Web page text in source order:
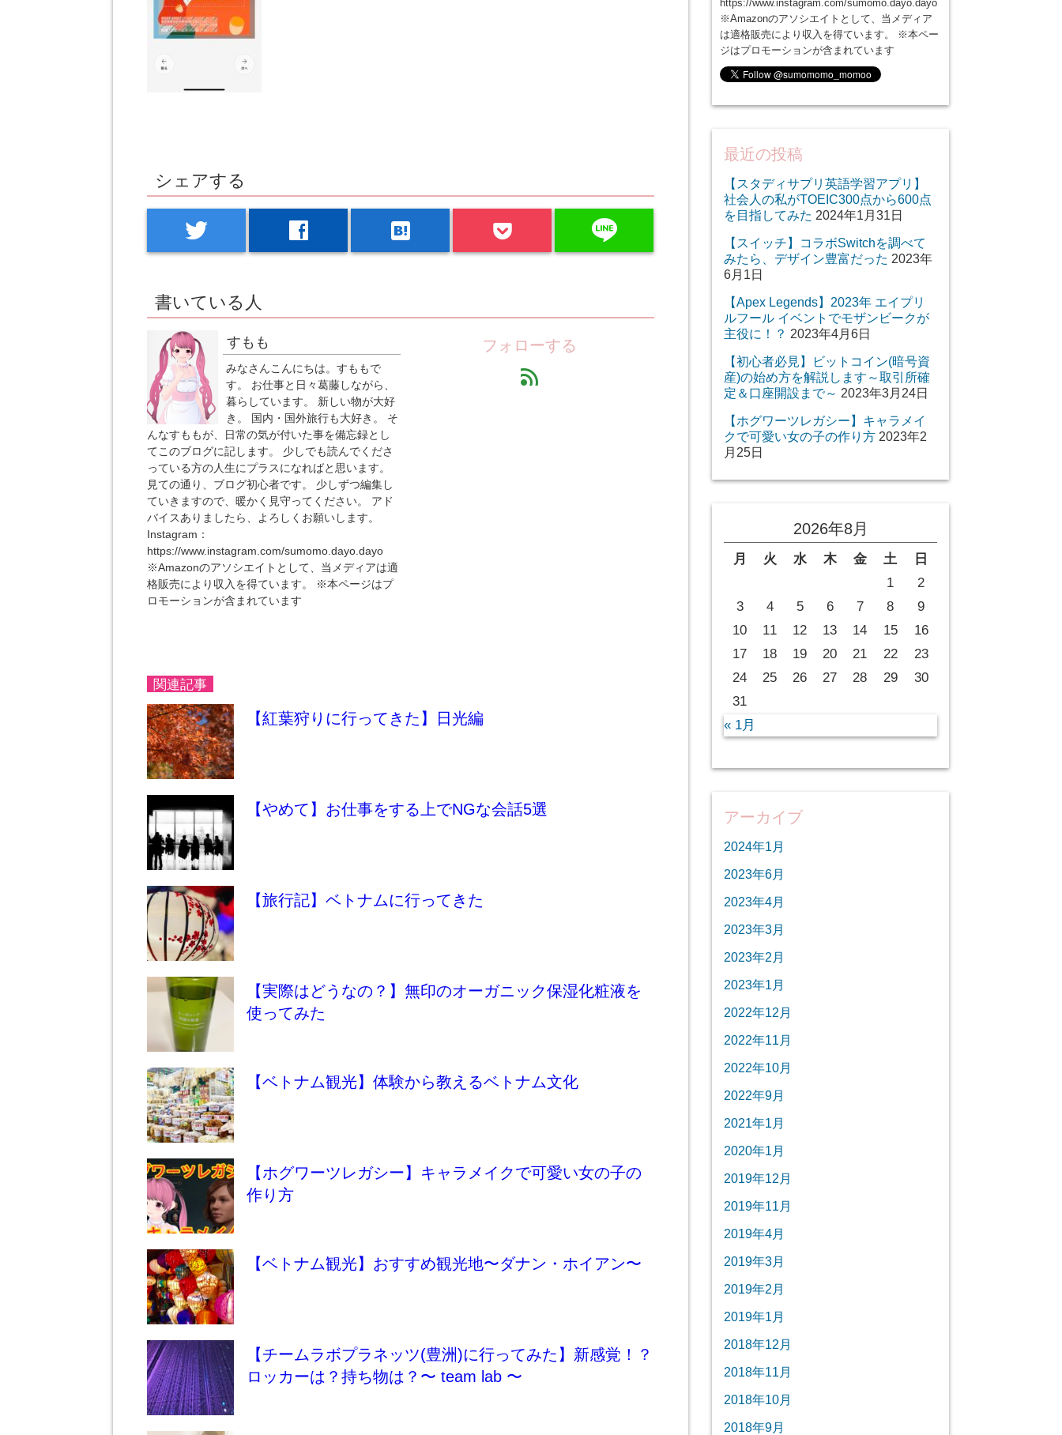
シェアする
twitter facebook hatenabookmark line
書いている人
すもも
みなさんこんにちは。すももで
す。 お仕事と日々葛藤しながら、
暮らしています。 新しい物が大好
き。 国内・国外旅行も大好き。 そ
んなすももが、日常の気が付いた事を備忘録とし
てこのブログに記します。 少しでも読んでくださ
っている方の人生にプラスになればと思います。
見ての通り、ブログ初心者です。 少しずつ編集し
ていきますので、暖かく見守ってください。 アド
バイスありましたら、よろしくお願いします。
Instagram：
https://www.instagram.com/sumomo.dayo.dayo
※Amazonのアソシエイトとして、当メディアは適
格販売により収入を得ています。 ※本ページはプ
ロモーションが含まれています
フォローする
feed
関連記事
【紅葉狩りに行ってきた】日光編
【やめて】お仕事をする上でNGな会話5選
【旅行記】ベトナムに行ってきた
【実際はどうなの？】無印のオーガニック保湿化粧液を
使ってみた
【ベトナム観光】体験から教えるベトナム文化
【ホグワーツレガシー】キャラメイクで可愛い女の子の
作り方
【ベトナム観光】おすすめ観光地〜ダナン・ホイアン〜
【チームラボプラネッツ(豊洲)に行ってみた】新感覚！？
ロッカーは？持ち物は？〜 team lab 〜
https://www.instagram.com/sumomo.dayo.dayo
※Amazonのアソシエイトとして、当メディア
は適格販売により収入を得ています。 ※本ペー
ジはプロモーションが含まれています
最近の投稿
【スタディサプリ英語学習アプリ】
社会人の私がTOEIC300点から600点
を目指してみた 2024年1月31日
【スイッチ】コラボSwitchを調べて
みたら、デザイン豊富だった 2023年
6月1日
【Apex Legends】2023年 エイプリ
ルフール イベントでモザンビークが
主役に！？ 2023年4月6日
【初心者必見】ビットコイン(暗号資
産)の始め方を解説します～取引所確
定＆口座開設まで～ 2023年3月24日
【ホグワーツレガシー】キャラメイ
クで可愛い女の子の作り方 2023年2
月25日
2026年8月
月 火 水 木 金 土
日
1
2
3
4 5 6 7 8
9
10
11 12 13 14 15
16
17
18 19 20 21 22
23
24
25 26 27 28 29
30
31
« 1月
アーカイブ
2024年1月
2023年6月
2023年4月
2023年3月
2023年2月
2023年1月
2022年12月
2022年11月
2022年10月
2022年9月
2021年1月
2020年1月
2019年12月
2019年11月
2019年4月
2019年3月
2019年2月
2019年1月
2018年12月
2018年11月
2018年10月
2018年9月